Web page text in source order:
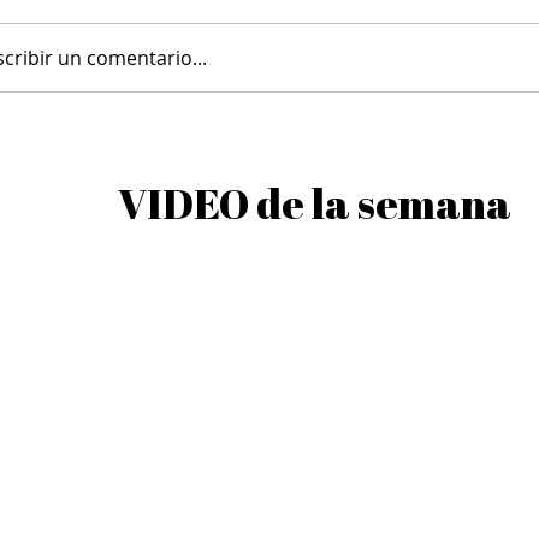
con Lentejas
un comentario...
VIDEO de la semana